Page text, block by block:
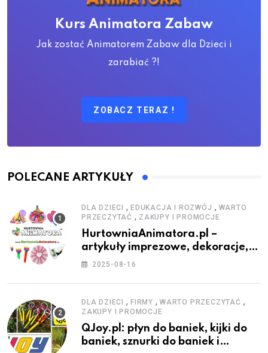
Kurs Animatora Zabaw
Jak zostać Animatorem Zabaw dla Dzieci i
zarabiać ?!
ZOBACZ TERAZ !
POLECANE ARTYKUŁY
DLA DZIECI , EDUKACJA I ROZWÓJ , WARTO
PRZECZYTAĆ , ZAKUPY I PROMOCJE
HurtowniaAnimatora.pl –
artykuły imprezowe, dekoracje,
stroje i akcesoria dla animatorów
2025-08-16
DLA DZIECI , FIRMY , WARTO PRZECZYTAĆ ,
ZAKUPY I PROMOCJE
QJoy.pl: płyn do baniek, kijki do
baniek, sznurki do baniek i